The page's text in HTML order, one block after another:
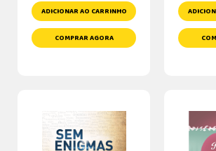
ADICIONAR AO CARRINHO
COMPRAR AGORA